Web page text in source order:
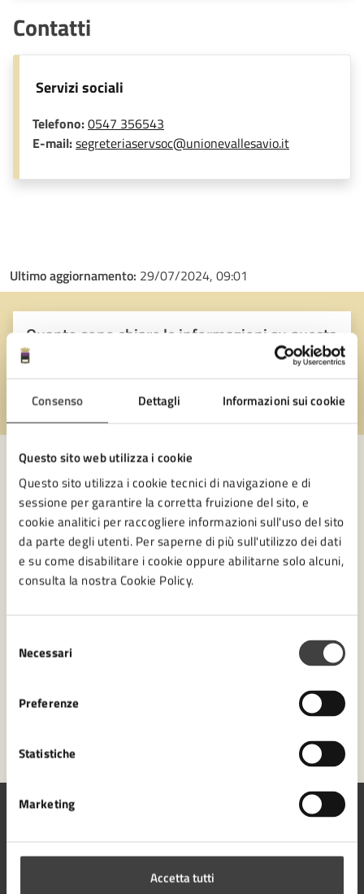
Consenso Dettagli Informazioni sui cookie
Questo sito web utilizza i cookie
Questo sito utilizza i cookie tecnici di navigazione e di
sessione per garantire la corretta fruizione del sito, e
cookie analitici per raccogliere informazioni sull'uso del sito
da parte degli utenti. Per saperne di più sull'utilizzo dei dati
e su come disabilitare i cookie oppure abilitarne solo alcuni,
consulta la nostra Cookie Policy.
delNecessari
Preferenze
Statistiche
Marketing
Accetta tutti
Contatti
Servizi sociali
Telefono:0547 356543
E-mail:segreteriaservsoc@unionevallesavio.it
Ultimo aggiornamento: 29/07/2024, 09:01
Quanto sono chiare le informazioni su questa
pagina?
Valuta 5 stelle su 5
Valuta 4 stelle su 5
Valuta 3 stelle su 5
Valuta 2 stelle su 5
Valuta 1 stelle su 5
Contatta il comune
Leggi le domande frequenti
Richiedi assistenza
Segnala disservizio
Comune di Cesena